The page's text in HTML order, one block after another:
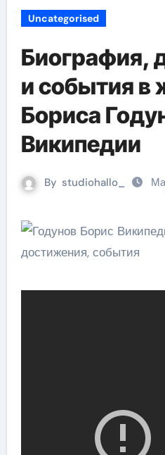
Uncategorised
Биография,
и события в
Бориса
Википедии
By studiohallo_